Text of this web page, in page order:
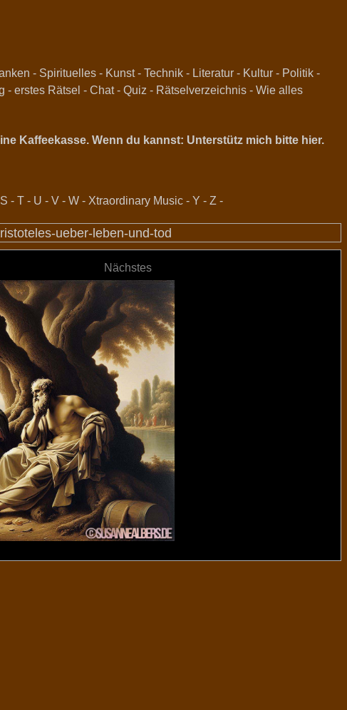
- Spirituelles - Kunst- Technik - Literatur - Kultur - Politik -
- erstes Rätsel - Chat- Quiz - Rätselverzeichnis- Wie alles
Kaffeekasse. Wenn du kannst: Unterstütz mich bitte hier.
S - T - U - V - W - Xtraordinary Music - Y - Z -
ueber-leben-und-tod
Nächstes